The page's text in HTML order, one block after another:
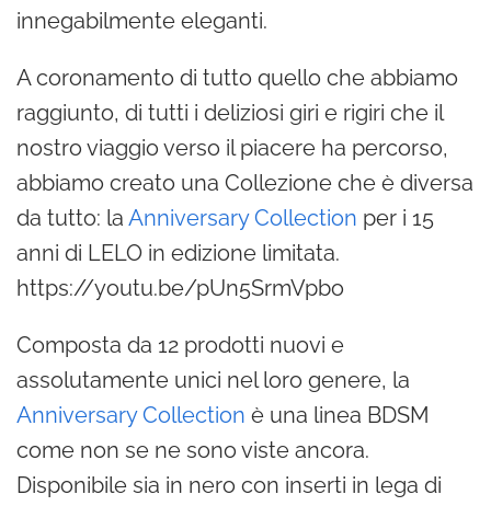
innegabilmente eleganti.
A coronamento di tutto quello che abbiamo
raggiunto, di tutti i deliziosi giri e rigiri che il
nostro viaggio verso il piacere ha percorso,
abbiamo creato una Collezione che è diversa
da tutto: la Anniversary Collection per i 15
anni di LELO in edizione limitata.
https://youtu.be/pUn5SrmVpbo
Composta da 12 prodotti nuovi e
assolutamente unici nel loro genere, la
Anniversary Collection è una linea BDSM
come non se ne sono viste ancora.
Disponibile sia in nero con inserti in lega di